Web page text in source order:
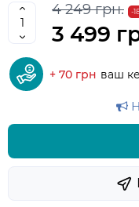
4 249 грн. -
3 499
+ 70 грн ваш